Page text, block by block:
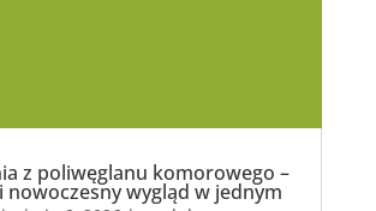
z poliwęglanu komorowego –
nowoczesny wygląd w jednym